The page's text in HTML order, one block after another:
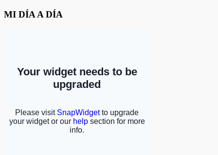
MI DÍA A DÍA